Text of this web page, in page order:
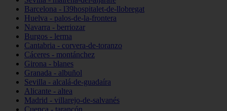
Barcelona - l39hospitalet-de-llobregat
Huelva - palos-de-la-frontera
Navarra - berriozar
Burgos - lerma
Cantabria - corvera-de-toranzo
Cáceres - montánchez
Girona - blanes
Granada - albuñol
Sevilla - alcalá-de-guadaíra
Alicante - altea
Madrid - villarejo-de-salvanés
Cuenca - tarancón